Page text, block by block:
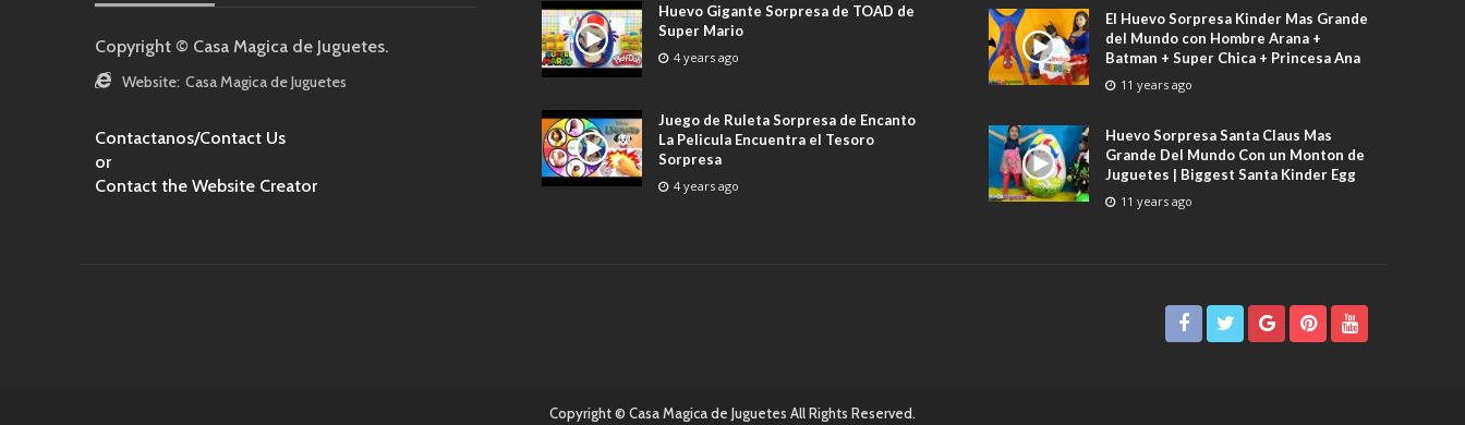
Copyright © Casa Magica de Juguetes.
Website: Casa Magica de Juguetes
Contactanos/Contact Us
or
Contact the Website Creator
Huevo Gigante Sorpresa de TOAD de
Super Mario
4 years ago
Juego de Ruleta Sorpresa de Encanto
La Pelicula Encuentra el Tesoro
Sorpresa
4 years ago
El Huevo Sorpresa Kinder Mas Grande
del Mundo con Hombre Arana +
Batman + Super Chica + Princesa Ana
11 years ago
Huevo Sorpresa Santa Claus Mas
Grande Del Mundo Con un Monton de
Juguetes | Biggest Santa Kinder Egg
11 years ago
Copyright © Casa Magica de Juguetes All Rights Reserved.